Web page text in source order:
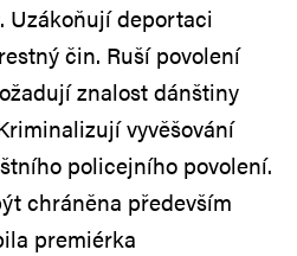
Uzákoňují deportaci
čin. Ruší povolení
znalost dánštiny
vyvěšování
policejního povolení.
chráněna především
premiérka